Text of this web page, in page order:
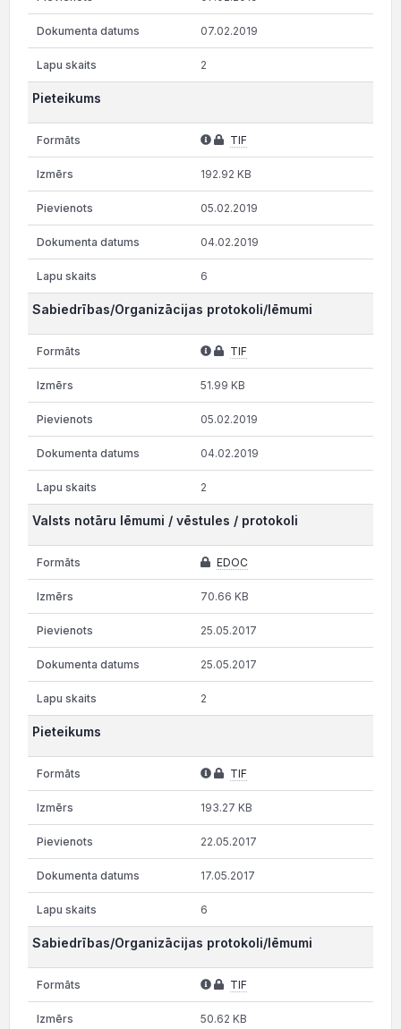
07.02.2019
2
Pieteikums
TIF
192.92 KB
05.02.2019
04.02.2019
6
Sabiedrības/Organizācijas protokoli/lēmumi
TIF
51.99 KB
05.02.2019
04.02.2019
2
Valsts notāru lēmumi / vēstules / protokoli
EDOC
70.66 KB
25.05.2017
25.05.2017
2
Pieteikums
TIF
193.27 KB
22.05.2017
17.05.2017
6
Sabiedrības/Organizācijas protokoli/lēmumi
TIF
50.62 KB